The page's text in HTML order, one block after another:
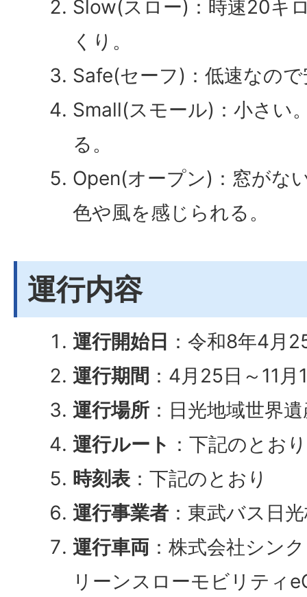
Slow(スロー)：時速20キ
くり。
Safe(セーフ)：低速なの
Small(スモール)：小さい
る。
Open(オープン)：窓がな
色や風を感じられる。
運行内容
運行開始日 ：令和8年4月
運行期間 ：4月25日～11
運行場所 ：日光地域世界
運行ルート ：下記のとおり
時刻表 ：下記のとおり
運行事業者 ：東武バス日
運行車両 ：株式会社シン
リーンスローモビリティ